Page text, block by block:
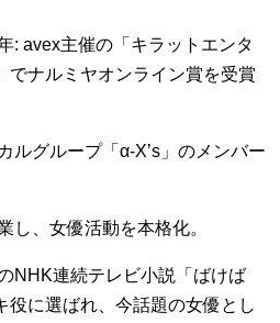
: avex主催の「キラットエンタ
でナルミヤオンライン賞を受賞
ルグループ「α-X’s」のメンバー
し、女優活動を本格化。
NHK連続テレビ小説「ばけば
役に選ばれ、今話題の女優とし